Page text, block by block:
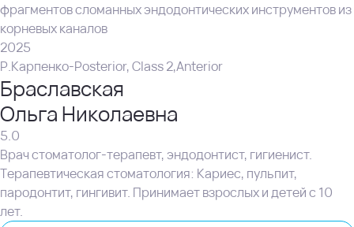
фрагментов сломанных эндодонтических инструментов из
корневых каналов
2025
Р.Карпенко-Posterior, Class 2,Anterior
Браславская
Ольга Николаевна
5.0
Врач стоматолог-терапевт, эндодонтист, гигиенист.
Терапевтическая стоматология: Кариес, пульпит,
пародонтит, гингивит. Принимает взрослых и детей с 10
лет.